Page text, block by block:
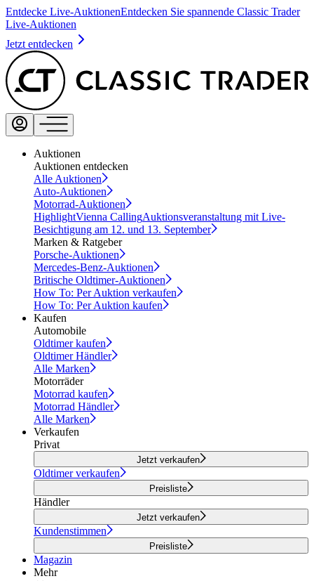
Entdecke Live-AuktionenEntdecken Sie spannende Classic Trader
Live-Auktionen
Jetzt entdecken
Auktionen
Auktionen entdecken
Alle Auktionen
Auto-Auktionen
Motorrad-Auktionen
HighlightVienna CallingAuktionsveranstaltung mit Live-
Besichtigung am 12. und 13. September
Marken & Ratgeber
Porsche-Auktionen
Mercedes-Benz-Auktionen
Britische Oldtimer-Auktionen
How To: Per Auktion verkaufen
How To: Per Auktion kaufen
Kaufen
Automobile
Oldtimer kaufen
Oldtimer Händler
Alle Marken
Motorräder
Motorrad kaufen
Motorrad Händler
Alle Marken
Verkaufen
Privat
Jetzt verkaufen
Oldtimer verkaufen
Preisliste
Händler
Jetzt verkaufen
Kundenstimmen
Preisliste
Magazin
Mehr